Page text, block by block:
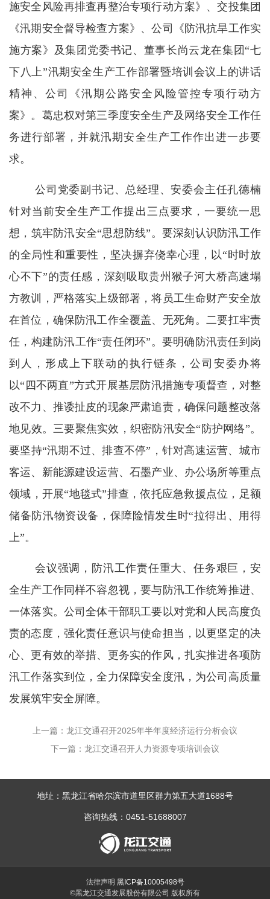
施安全风险再排查再整治专项行动方案》、交投集团
《汛期安全督导检查方案》、公司《防汛抗旱工作实
施方案》及集团党委书记、董事长尚云龙在集团“七
下八上”汛期安全生产工作部署暨培训会议上的讲话
精神、公司《汛期公路安全风险管控专项行动方
案》。葛忠权对第三季度安全生产及网络安全工作任
务进行部署，并就汛期安全生产工作作出进一步要
求。
公司党委副书记、总经理、安委会主任孔德楠
针对当前安全生产工作提出三点要求，一要统一思
想，筑牢防汛安全“思想防线”。要深刻认识防汛工作
的全局性和重要性，坚决摒弃侥幸心理，以“时时放
心不下”的责任感，深刻吸取贵州猴子河大桥高速塌
方教训，严格落实上级部署，将员工生命财产安全放
在首位，确保防汛工作全覆盖、无死角。二要扛牢责
任，构建防汛工作“责任闭环”。要明确防汛责任到岗
到人，形成上下联动的执行链条，公司安委办将
以“四不两直”方式开展基层防汛措施专项督查，对整
改不力、推诿扯皮的现象严肃追责，确保问题整改落
地见效。三要聚焦实效，织密防汛安全“防护网络”。
要坚持“汛期不过、排查不停”，针对高速运营、城市
客运、新能源建设运营、石墨产业、办公场所等重点
领域，开展“地毯式”排查，依托应急救援点位，足额
储备防汛物资设备，保障险情发生时“拉得出、用得
上”。
会议强调，防汛工作责任重大、任务艰巨，安
全生产工作同样不容忽视，要与防汛工作统筹推进、
一体落实。公司全体干部职工要以对党和人民高度负
责的态度，强化责任意识与使命担当，以更坚定的决
心、更有效的举措、更务实的作风，扎实推进各项防
汛工作落实到位，全力保障安全度汛，为公司高质量
发展筑牢安全屏障。
上一篇：龙江交通召开2025年半年度经济运行分析会议
下一篇：龙江交通召开人力资源专项培训会议
地址：黑龙江省哈尔滨市道里区群力第五大道1688号
咨询热线：0451-51688007
法律声明 黑ICP备10005498号
©黑龙江交通发展股份有限公司 版权所有